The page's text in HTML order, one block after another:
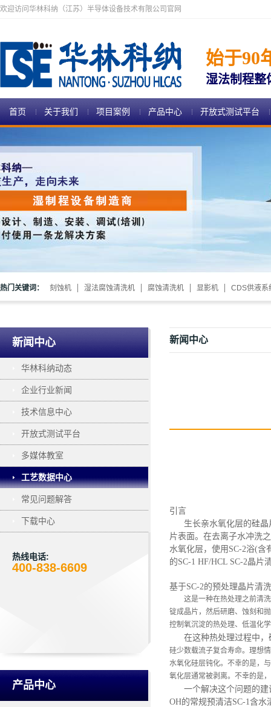
欢迎访问华林科纳（江苏）半导体设备技术有限公司官网
始于90
湿法制程整
首页 关于我们 项目案例 产品中心 开放式测试平台
热门关键词： 刻蚀机 湿法腐蚀清洗机 腐蚀清洗机 显影机 CDS供液系
新闻中心
华林科纳动态
企业行业新闻
技术信息中心
开放式测试平台
多媒体教室
工艺数据中心
常见问题解答
下载中心
热线电话:
400-838-6609
产品中心
新闻中心
引言
生长亲水氧化层的硅
片表面。在去离子水冲洗
水氧化层，使用SC-2浴(
的SC-1 HF/HCL SC-2晶片
基于SC-2的预处理晶片清
这是一种在热处理之前清
锭成晶片，然后研磨、蚀刻和
控制氧沉淀的热处理、低温化
在这种热处理过程中
硅少数载流子复合寿命。理想
水氧化硅层钝化。不幸的是，
氧化层通常被剥离。不幸的是
一个解决这个问题的建
OH的常规预清洁SC-1含